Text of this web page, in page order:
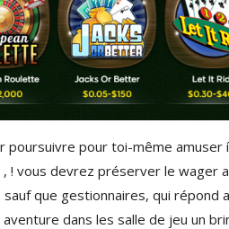
pour toi-même
vous devrez préserver le wager
que gestionnaires, qui
dans les salle de jeu un